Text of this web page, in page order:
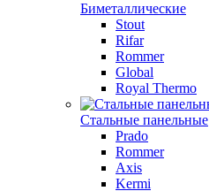
Биметаллические
Stout
Rifar
Rommer
Global
Royal Thermo
Стальные панельные
Prado
Rommer
Axis
Kermi